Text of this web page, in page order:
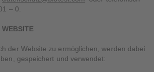
– 0.
WEBSITE
der Website zu ermöglichen, werden dabei
gespeichert und verwendet: